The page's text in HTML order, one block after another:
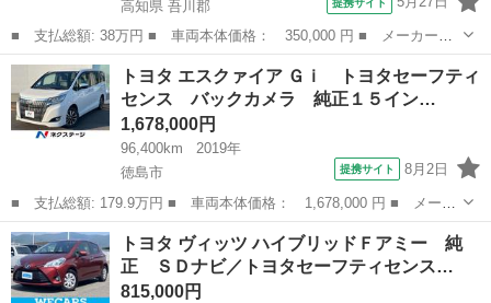
高知県 吾川郡
■ 支払総額: 38万円 ■ 車両本体価格： 350,000 円 ■ メーカー
名： トヨタ ■ 車種名： ヴィッツ ■ グレード名： Ｆ ナビ
ＴＶ Ｂｌｕｅｔｏｏｔｈ ＥＴＣ ■ 排気量： 1000cc ■ ドア枚
数： ...
高知 吾川郡 ヴィッツ
トヨタ エスクァイア Ｇｉ トヨタセーフティ
センス バックカメラ 純正１５イン…
1,678,000円
96,400km
2019年
徳島市
提携サイト 8月2日
■ 支払総額: 179.9万円 ■ 車両本体価格： 1,678,000 円 ■ メーカ
ー名： トヨタ ■ 車種名： エスクァイア ■ グレード名： Ｇ
ｉ トヨタセーフティセンス バックカメラ 純正１５インチアル
ミ コーナー...
徳島 徳島市 トヨタ
トヨタ ヴィッツ ハイブリッドＦアミー 純
正 ＳＤナビ／トヨタセーフティセンス…
815,000円